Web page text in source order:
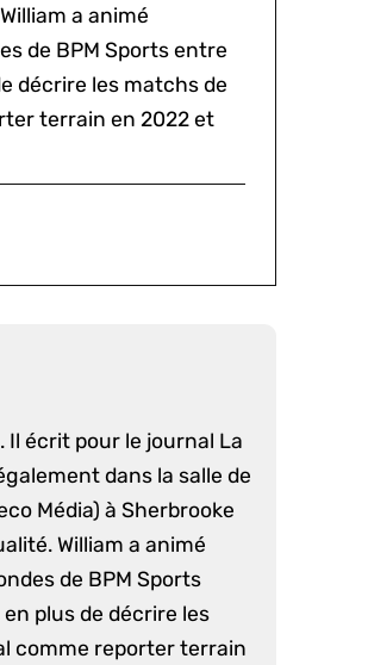
a animé
de BPM Sports entre
décrire les matchs de
terrain en 2022 et
Il écrit pour le journal La
dans la salle de
Média) à Sherbrooke
William a animé
de BPM Sports
plus de décrire les
comme reporter terrain